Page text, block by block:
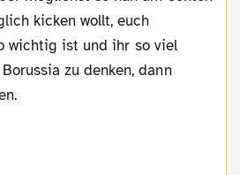
kicken wollt, euch
wichtig ist und ihr so viel
zu denken, dann